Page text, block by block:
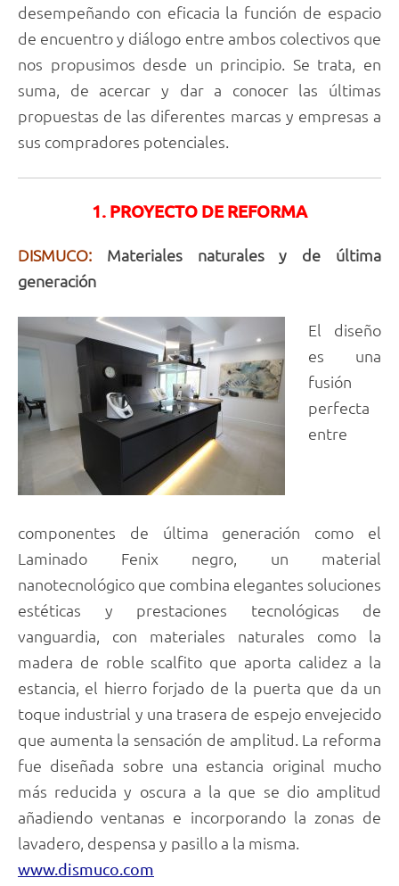
desempeñando con eficacia la función de espacio
de encuentro y diálogo entre ambos colectivos que
nos propusimos desde un principio. Se trata, en
suma, de acercar y dar a conocer las últimas
propuestas de las diferentes marcas y empresas a
sus compradores potenciales.
1. PROYECTO DE REFORMA
DISMUCO: Materiales naturales y de última
generación
El diseño
es una
fusión
perfecta
entre
componentes de última generación como el
Laminado Fenix negro, un material
nanotecnológico que combina elegantes soluciones
estéticas y prestaciones tecnológicas de
vanguardia, con materiales naturales como la
madera de roble scalfito que aporta calidez a la
estancia, el hierro forjado de la puerta que da un
toque industrial y una trasera de espejo envejecido
que aumenta la sensación de amplitud. La reforma
fue diseñada sobre una estancia original mucho
más reducida y oscura a la que se dio amplitud
añadiendo ventanas e incorporando la zonas de
lavadero, despensa y pasillo a la misma.
www.dismuco.com